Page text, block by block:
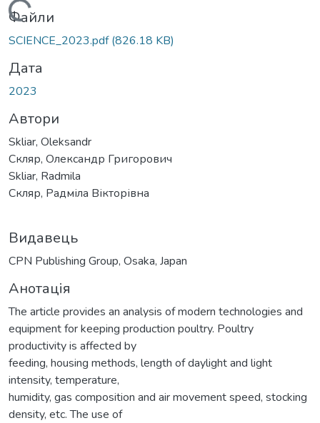
Вантажиться...
Файли
SCIENCE_2023.pdf(826.18 KB)
Дата
2023
Автори
Skliar, Oleksandr
Скляр, Олександр Григорович
Skliar, Radmila
Скляр, Радміла Вікторівна
Видавець
CPN Publishing Group, Osaka, Japan
Анотація
The article provides an analysis of modern technologies and
equipment for keeping production poultry. Poultry
productivity is affected by
feeding, housing methods, length of daylight and light
intensity, temperature,
humidity, gas composition and air movement speed, stocking
density, etc. The use of